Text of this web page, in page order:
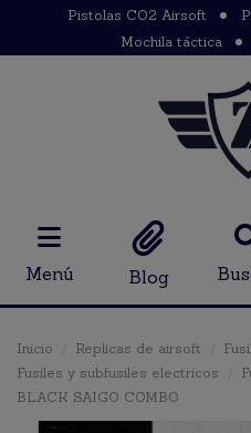
Pistolas CO2 Airsoft
Mochila táctica
Menú Blog
Inicio Replicas de airsoft
Fusiles y subfusiles electricos
BLACK SAIGO COMBO